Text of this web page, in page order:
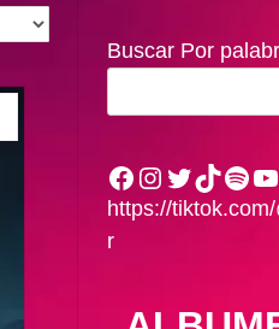
Buscar Por
Facebook
Instagram
Twitter
TikTok
https://
r